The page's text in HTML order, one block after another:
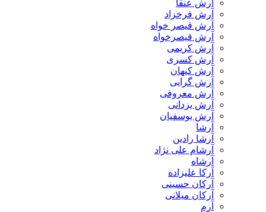
آرش عنقا
آرش فرخزاد
آرش قیصر خواه
آرش قیصرخواه
آرش کریمی
آرش کسری
آرش کیهان
آرش گرایی
آرش معروفی
آرش یزدانی
آرش یوسفیان
آرشا
آرشا رادین
آرشام علی نژاد
آرشاه
آرکا علیزاده
آرکان حسینی
آرکان میلانی
آرم